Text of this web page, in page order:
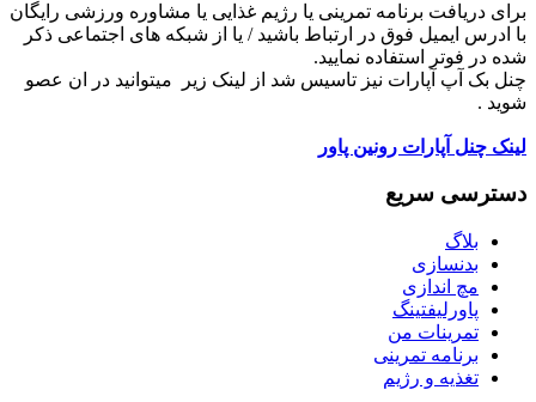
برای دریافت برنامه تمرینی یا رژیم غذایی یا مشاوره ورزشی رایگان
با ادرس ایمیل فوق در ارتباط باشید / یا از شبکه های اجتماعی ذکر
شده در فوتر استفاده نمایید.
چنل بک آپ آپارات نیز تاسیس شد از لینک زیر میتوانید در ان عصو
شوید .
لینک چنل آپارات رونین پاور
دسترسی سریع
بلاگ
بدنسازی
مچ اندازی
پاورلیفتینگ
تمرینات من
برنامه تمرینی
تغذیه و رژیم